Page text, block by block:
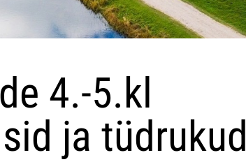
4.-5.kl
ja tüdrukud